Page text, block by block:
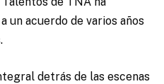
un acuerdo de varios años
detrás de las escenas